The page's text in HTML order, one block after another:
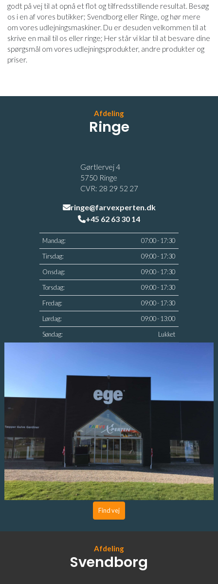
godt på vej til at opnå et flot og tilfredsstillende resultat. Besøg
os i en af vores butikker; Svendborg eller Ringe, og hør mere
om vores udlejningsmaskiner. Du er desuden velkommen til at
skrive en mail til os eller ringe; Her står vi klar til at besvare dine
spørgsmål om vores udlejningsprodukter, andre produkter og
priser.
Afdeling
Ringe
Gørtlervej 4
5750 Ringe
CVR: 28 29 52 27
ringe@farvexperten.dk
+45 62 63 30 14
Mandag:
07:00 - 17:30
Tirsdag:
09:00 - 17:30
Onsdag:
09:00 - 17:30
Torsdag:
09:00 - 17:30
Fredag:
09:00 - 17:30
Lørdag:
09:00 - 13:00
Søndag:
Lukket
Find vej
Afdeling
Svendborg